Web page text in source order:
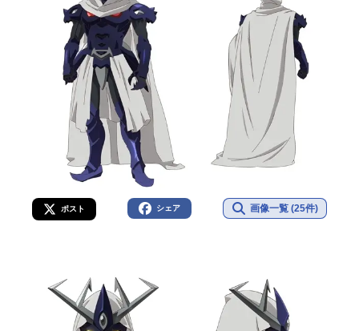
ポスト シェア 画像一覧 (25件)